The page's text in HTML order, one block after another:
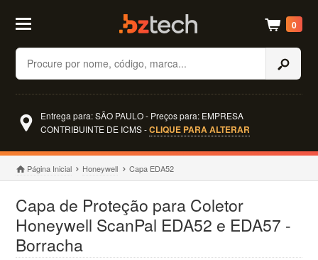
Buscar
0
Entrega para: SÃO PAULO - Preços para: EMPRESA
CONTRIBUINTE DE ICMS -CLIQUE PARA ALTERAR
Página Inicial Honeywell Capa EDA52
Capa de Proteção para Coletor
Honeywell ScanPal EDA52 e EDA57 -
Borracha